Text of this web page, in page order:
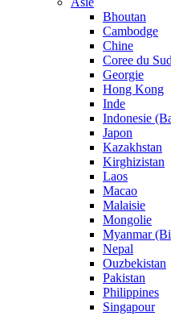
Bhoutan
Cambodge
Chine
Coree du Sud
Georgie
Hong Kong
Inde
Indonesie
Japon
Kazakhstan
Kirghizistan
Laos
Macao
Malaisie
Mongolie
Myanmar
Nepal
Ouzbekistan
Pakistan
Philippines
Singapour